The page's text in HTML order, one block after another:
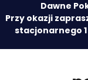
Dawne
Przy okazji
stacjonarnego 1